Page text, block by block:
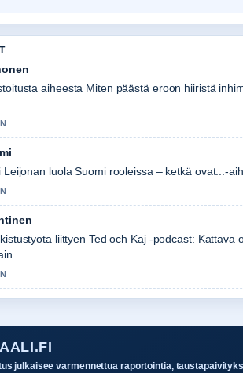
aiheesta Miten päästä eroon hiiristä
Leijonan luola Suomi rooleissa – ketkä ovat...-
liittyen Ted och Kaj -podcast:
julkaisee varmennettua raportointia,